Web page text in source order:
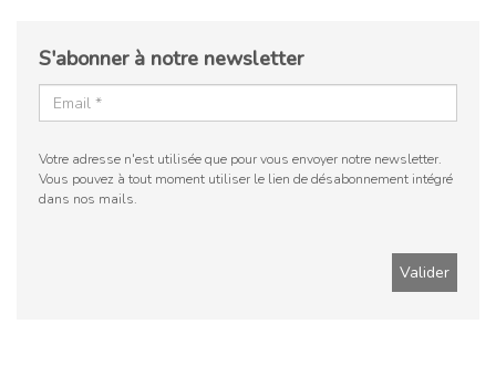
S'abonner à notre newsletter
Votre adresse n'est utilisée que pour vous envoyer notre newsletter.
Vous pouvez à tout moment utiliser le lien de désabonnement intégré
dans nos mails.